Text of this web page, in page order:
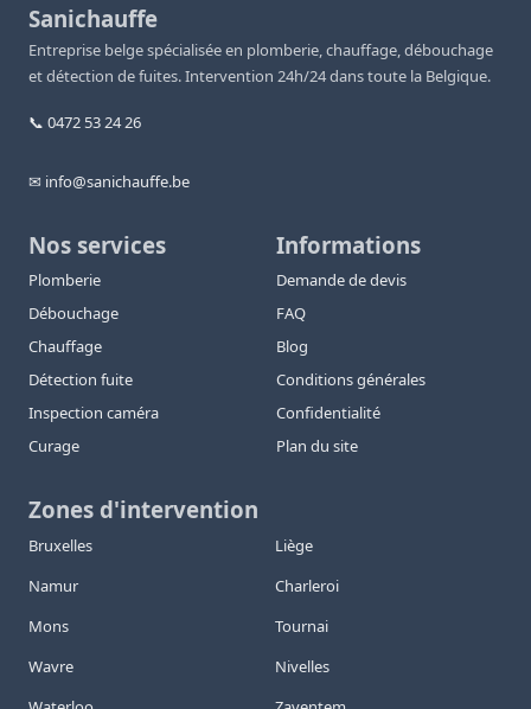
Sanichauffe
Entreprise belge spécialisée en plomberie, chauffage, débouchage
et détection de fuites. Intervention 24h/24 dans toute la Belgique.
📞 0472 53 24 26
✉ info@sanichauffe.be
Nos services
Plomberie
Débouchage
Chauffage
Détection fuite
Inspection caméra
Curage
Informations
Demande de devis
FAQ
Blog
Conditions générales
Confidentialité
Plan du site
Zones d'intervention
Bruxelles
Liège
Namur
Charleroi
Mons
Tournai
Wavre
Nivelles